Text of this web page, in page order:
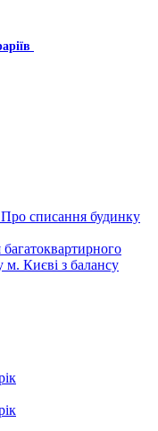
списання будинку
м. Києві з балансу